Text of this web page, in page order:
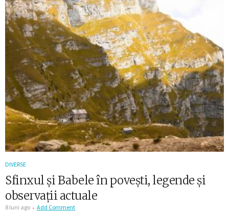
DIVERSE
Sfinxul și Babele în povești, legende și
observații actuale
8 luni ago Add Comment